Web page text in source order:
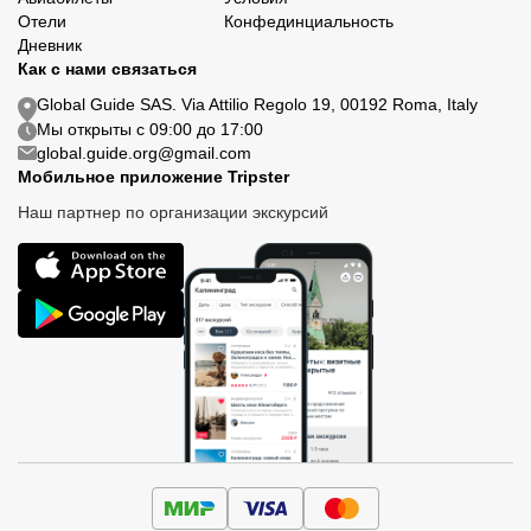
Отели
Дневник
Конфединциальность
Как с нами связаться
Global Guide SAS. Via Attilio Regolo 19, 00192 Roma, Italy
Мы открыты с 09:00 до 17:00
global.guide.org@gmail.com
Мобильное приложение Tripster
Наш партнер по организации экскурсий